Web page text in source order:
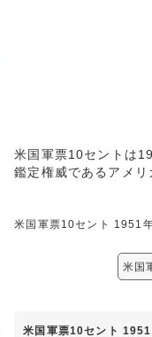
米国軍票10セントは
鑑定権威であるアメ
米国軍票10セント 1951
米国
米国軍票10セント